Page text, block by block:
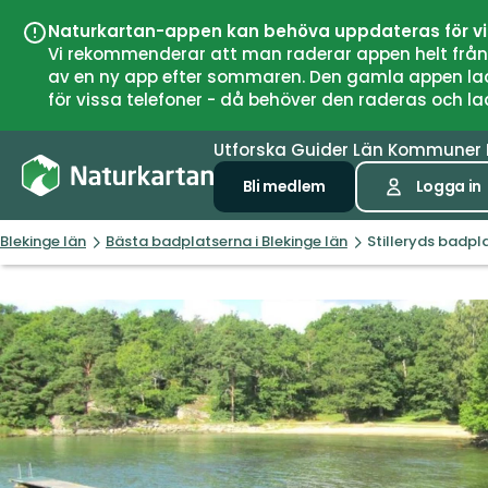
Naturkartan-appen kan behöva uppdateras för
Vi rekommenderar att man raderar appen helt
av en ny app efter sommaren. Den gamla
för vissa telefoner - då behöver den raderas och
Utforska Guider Län Kommuner
Bli medlem Logga in
Blekinge län Bästa badplatserna i Blekinge län Stilleryds